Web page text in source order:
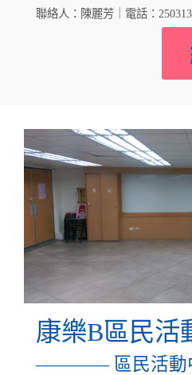
聯絡人：陳麗芳｜電話：
康樂B區民活
———— 區民活動